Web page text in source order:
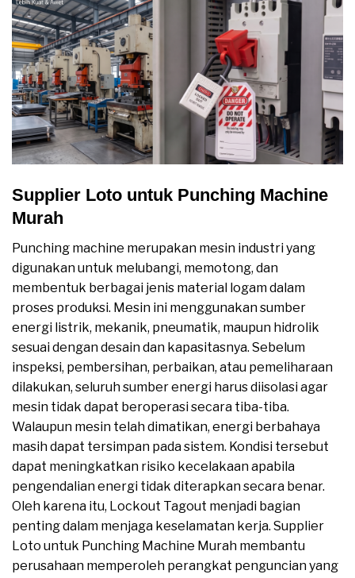
Supplier Loto untuk Punching Machine
Murah
Punching machine merupakan mesin industri yang
digunakan untuk melubangi, memotong, dan
membentuk berbagai jenis material logam dalam
proses produksi. Mesin ini menggunakan sumber
energi listrik, mekanik, pneumatik, maupun hidrolik
sesuai dengan desain dan kapasitasnya. Sebelum
inspeksi, pembersihan, perbaikan, atau pemeliharaan
dilakukan, seluruh sumber energi harus diisolasi agar
mesin tidak dapat beroperasi secara tiba-tiba.
Walaupun mesin telah dimatikan, energi berbahaya
masih dapat tersimpan pada sistem. Kondisi tersebut
dapat meningkatkan risiko kecelakaan apabila
pengendalian energi tidak diterapkan secara benar.
Oleh karena itu, Lockout Tagout menjadi bagian
penting dalam menjaga keselamatan kerja. Supplier
Loto untuk Punching Machine Murah membantu
perusahaan memperoleh perangkat penguncian yang